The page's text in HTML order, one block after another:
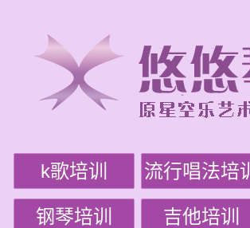
k歌培训 流行唱法培训
钢琴培训 吉他培训